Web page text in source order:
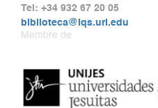
Tel: +34 932 67 20 05
biblioteca@iqs.url.edu
Membre de